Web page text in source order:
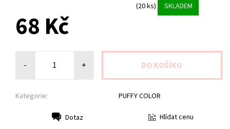
(20 ks) SKLADEM
68 Kč
- +
Kategorie: PUFFY COLOR
Dotaz Hlídat cenu